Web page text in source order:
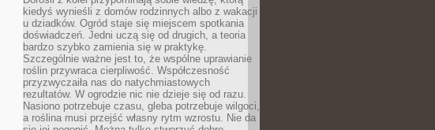
kiedyś wynieśli z domów rodzinnych albo z wakacji
u dziadków. Ogród staje się miejscem spotkania
doświadczeń. Jedni uczą się od drugich, a teoria
bardzo szybko zamienia się w praktykę.
Szczególnie ważne jest to, że wspólne uprawianie
roślin przywraca cierpliwość. Współczesność
przyzwyczaiła nas do natychmiastowych
rezultatów. W ogrodzie nic nie dzieje się od razu.
Nasiono potrzebuje czasu, gleba potrzebuje wilgoci,
a roślina musi przejść własny rytm wzrostu. Nie da